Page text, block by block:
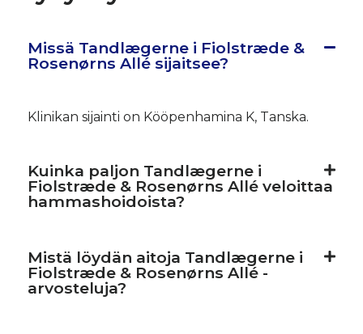
Missä Tandlægerne i Fiolstræde &
Rosenørns Allé sijaitsee?
Klinikan sijainti on Kööpenhamina K, Tanska.
Kuinka paljon Tandlægerne i
Fiolstræde & Rosenørns Allé veloittaa
hammashoidoista?
Mistä löydän aitoja Tandlægerne i
Fiolstræde & Rosenørns Allé -
arvosteluja?